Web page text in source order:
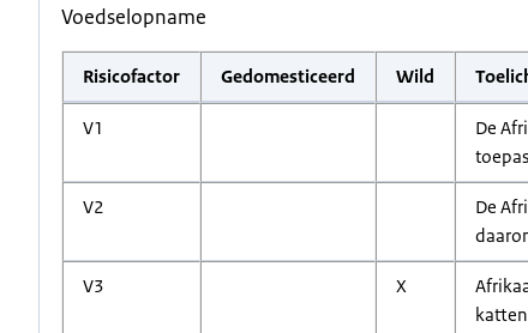
Voedselopname
Risicofactor Gedomesticeerd Wild
V1
De
V2
De
V3 X